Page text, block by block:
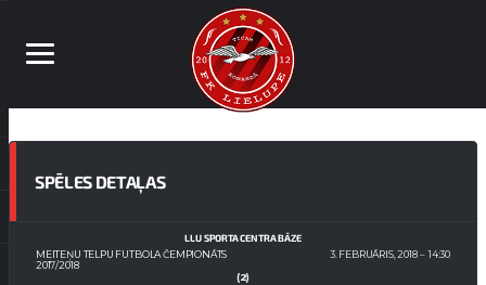
SPĒLES DETAĻAS
MEITEŅU TELPU FUTBOLA ČEMPIONĀTS
2017/2018
LLU SPORTA CENTRA BĀZE
3. FEBRUĀRIS, 2018
14:30
(2)